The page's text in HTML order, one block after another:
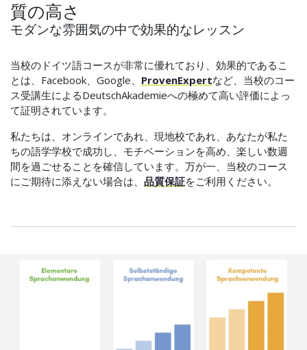
質の高さ
モダンな雰囲気の中で効果的なレッスン
当校のドイツ語コースが非常に優れており、効果的であるこ
とは、Facebook、Google、 ProvenExpertなど、当校のコー
ス受講生によるDeutschAkademieへの極めて高い評価によっ
て証明されています。
私たちは、オンラインであれ、現地校であれ、あなたが私た
ちの語学学校で成功し、モチベーションを高め、楽しい数週
間を過ごせることを確信しています。万が一、当校のコース
にご期待に添えない場合は、 品質保証をご利用ください。